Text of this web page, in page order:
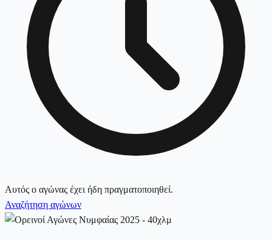
Αυτός ο αγώνας έχει ήδη πραγματοποιηθεί.
Αναζήτηση αγώνων